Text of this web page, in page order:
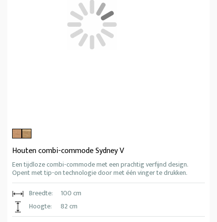
Houten combi-commode Sydney V
Een tijdloze combi-commode met een prachtig verfijnd design.
Opent met tip-on technologie door met één vinger te drukken.
Breedte:
100 cm
Hoogte:
82 cm